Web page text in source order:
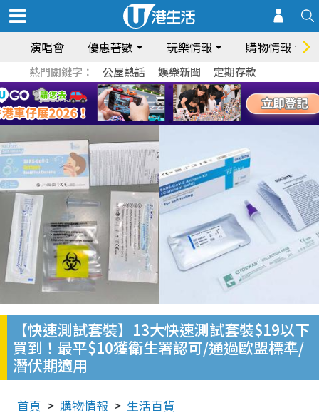
演唱會 優惠著數 玩樂情報 購物情報
熱門關鍵字： 公屋熱話 娛樂新聞 定期存款
【快速測試套裝】13大快速測試套裝$19以下
買到！最平$10獲衛生署認可/通過歐盟標準/
潛伏期適用
首頁 購物情報 生活百貨